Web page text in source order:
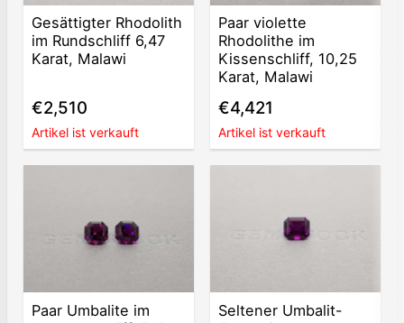
Gesättigter Rhodolith
im Rundschliff 6,47
Karat, Malawi
€2,510
Artikel ist verkauft
Paar violette
Rhodolithe im
Kissenschliff, 10,25
Karat, Malawi
€4,421
Artikel ist verkauft
Paar Umbalite im
Seltener Umbalit-